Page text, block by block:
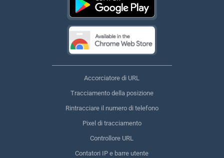
Accorciatore di URL
Tracciamento della posizione
Rintracciare il numero di telefono
Pixel di tracciamento
Controllore URL
Contatori IP e barre utente